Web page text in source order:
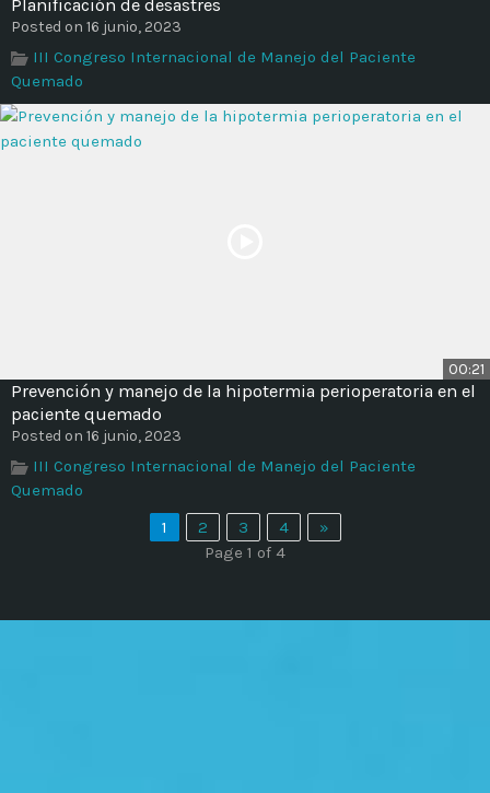
Planificación de desastres
Posted on 16 junio, 2023
III Congreso Internacional de Manejo del Paciente
Quemado
00:21
Prevención y manejo de la hipotermia perioperatoria en el
paciente quemado
Posted on 16 junio, 2023
III Congreso Internacional de Manejo del Paciente
Quemado
1
2 3 4
»
Page 1 of 4